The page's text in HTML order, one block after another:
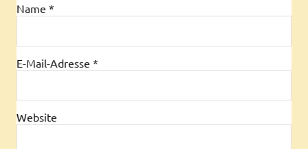
Name *
E-Mail-Adresse *
Website